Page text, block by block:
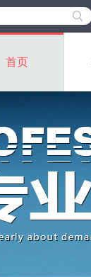
首页